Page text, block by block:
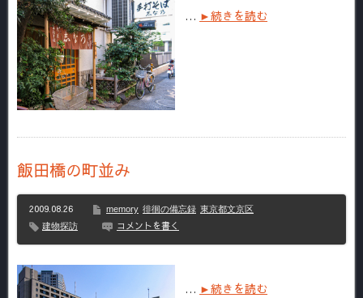
… ►続きを読む
飯田橋の町並み
2009.08.26 memory 徘徊の備忘録 東京都文京区
建物探訪
コメントを書く
… ►続きを読む